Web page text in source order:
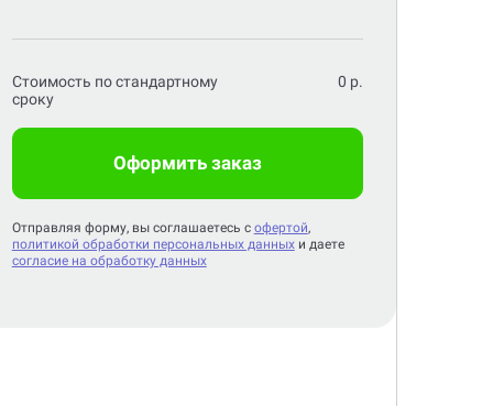
Стоимость по стандартному
сроку
0 р.
Оформить заказ
Отправляя форму, вы соглашаетесь с офертой,
политикой обработки персональных данныхи даете
согласие на обработку данных